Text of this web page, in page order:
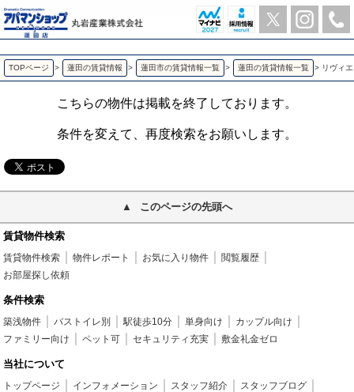
リヴィエール 蓮田の3DK賃貸マンション | アパマンショップ蓮田店-丸岩産業株式会社-
TOPページ > 蓮田の賃貸情報 > 蓮田市の賃貸情報一覧 > 蓮田の賃貸情報一覧 > リヴィ
こちらの物件は掲載を終了しております。
条件を変えて、再度検索をお願いします。
このページの先頭へ
賃貸物件検索
賃貸物件検索 物件レポート お気に入り物件
閲覧履歴
お部屋探し依頼
条件検索
築浅物件 バストイレ別 駅徒歩10分 単身向け
カップル向け
ファミリー向け
ペット可 セキュリティ充実 敷金礼金ゼロ
当社について
トップページ インフォメーション スタッフ紹介
スタッフブログ